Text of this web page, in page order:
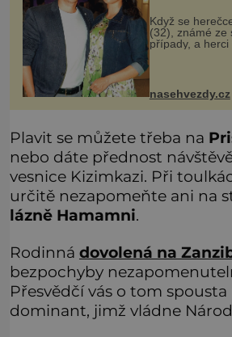
Když se
(32), známé ze
případy, a herci
nasehvezdy.cz
Plavit se můžete třeba na
nebo dáte přednost
vesnice Kizimkazi. Při
určitě nezapomeňte ani na
lázně Hamamni.
Rodinná dovolená na
bezpochyby
Přesvědčí vás o tom
dominant, jimž vládne